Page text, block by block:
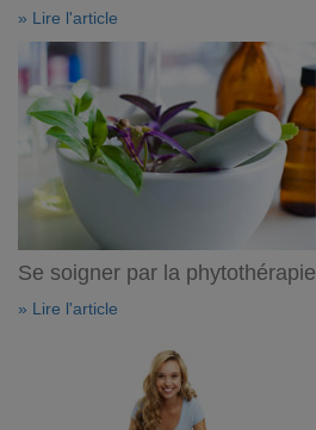
» Lire l'article
Se soigner par la phytothérapie
» Lire l'article